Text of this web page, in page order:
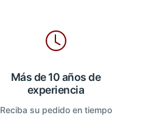
Más de 10 años de
experiencia
Reciba su pedido en tiempo